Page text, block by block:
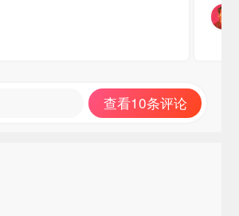
查看10条评论